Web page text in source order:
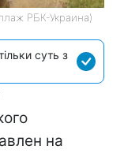
РБК-Украина)
суть з
на